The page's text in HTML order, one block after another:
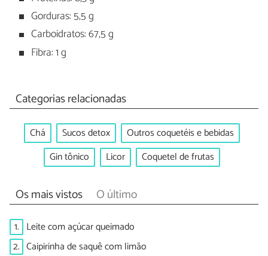
Gorduras: 5,5 g
Carboidratos: 67,5 g
Fibra: 1 g
Categorias relacionadas
Chá Sucos detox
Outros coquetéis e bebidas
Gin tônico
Licor Coquetel de frutas
Os mais vistos O último
1. Leite com açúcar queimado
2. Caipirinha de saquê com limão